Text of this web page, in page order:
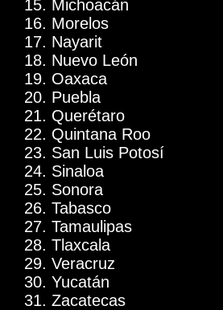
Michoacán
Morelos
Nayarit
Nuevo León
Oaxaca
Puebla
Querétaro
Quintana Roo
San Luis Potosí
Sinaloa
Sonora
Tabasco
Tamaulipas
Tlaxcala
Veracruz
Yucatán
Zacatecas